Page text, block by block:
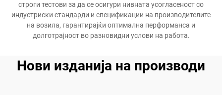
строги тестови за да се осигури нивната усогласеност со
индустриски стандарди и спецификации на производителите
на возила, гарантирајќи оптимална перформанса и
долготрајност во разновидни услови на работа.
Нови изданија на производи